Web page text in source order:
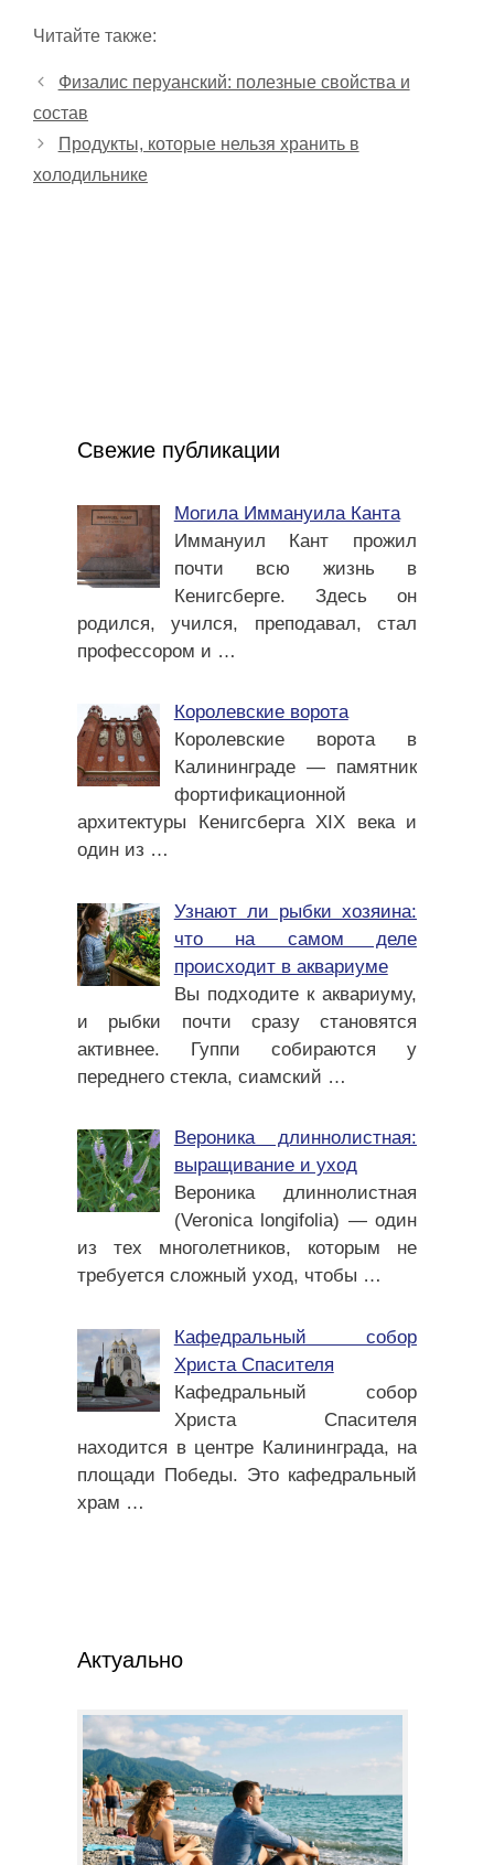
Читайте также:
Физалис перуанский: полезные свойства и
состав
Продукты, которые нельзя хранить в
холодильнике
Свежие публикации
Могила Иммануила Канта
Иммануил Кант прожил
почти всю жизнь в
Кенигсберге. Здесь он
родился, учился, преподавал, стал
профессором и …
Королевские ворота
Королевские ворота в
Калининграде — памятник
фортификационной
архитектуры Кенигсберга XIX века и
один из …
Узнают ли рыбки хозяина:
что на самом деле
происходит в аквариуме
Вы подходите к аквариуму,
и рыбки почти сразу становятся
активнее. Гуппи собираются у
переднего стекла, сиамский …
Вероника длиннолистная:
выращивание и уход
Вероника длиннолистная
(Veronica longifolia) — один
из тех многолетников, которым не
требуется сложный уход, чтобы …
Кафедральный собор
Христа Спасителя
Кафедральный собор
Христа Спасителя
находится в центре Калининграда, на
площади Победы. Это кафедральный
храм …
Актуально